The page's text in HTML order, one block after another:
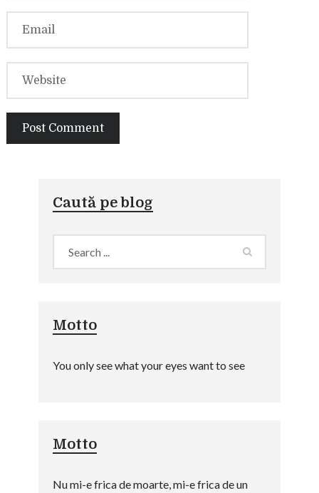
Caută pe blog
Motto
You only see what your eyes want to see
Motto
Nu mi-e frica de moarte, mi-e frica de un